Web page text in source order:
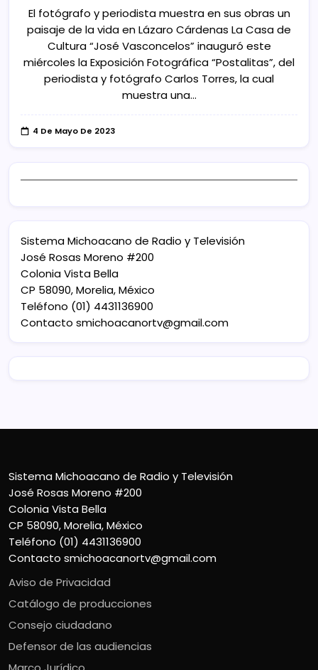
El fotógrafo y periodista muestra en sus obras un
paisaje de la vida en Lázaro Cárdenas La Casa de
Cultura “José Vasconcelos” inauguró este
miércoles la Exposición Fotográfica “Postalitas”, del
periodista y fotógrafo Carlos Torres, la cual
muestra una…
4 De Mayo De 2023
Sistema Michoacano de Radio y Televisión
José Rosas Moreno #200
Colonia Vista Bella
CP 58090, Morelia, México
Teléfono (01) 4431136900
Contacto smichoacanortv@gmail.com
Sistema Michoacano de Radio y Televisión
José Rosas Moreno #200
Colonia Vista Bella
CP 58090, Morelia, México
Teléfono (01) 4431136900
Contacto smichoacanortv@gmail.com
Aviso de Privacidad
Catálogo de producciones
Consejo ciudadano
Defensor de las audiencias